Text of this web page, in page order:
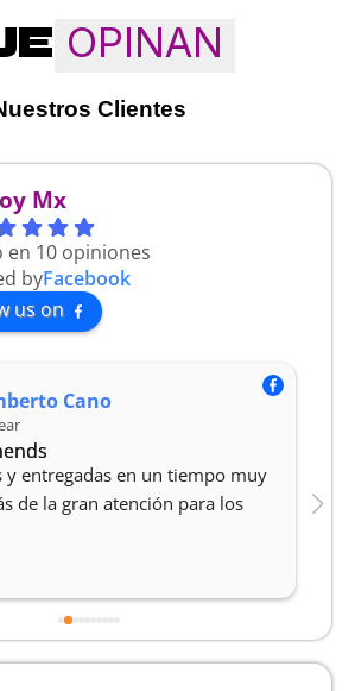
OPINAN
Clientes
Mx
en 10 opiniones
byFacebook
us on
Cano
y entregadas en un tiempo muy
de la gran atención para los